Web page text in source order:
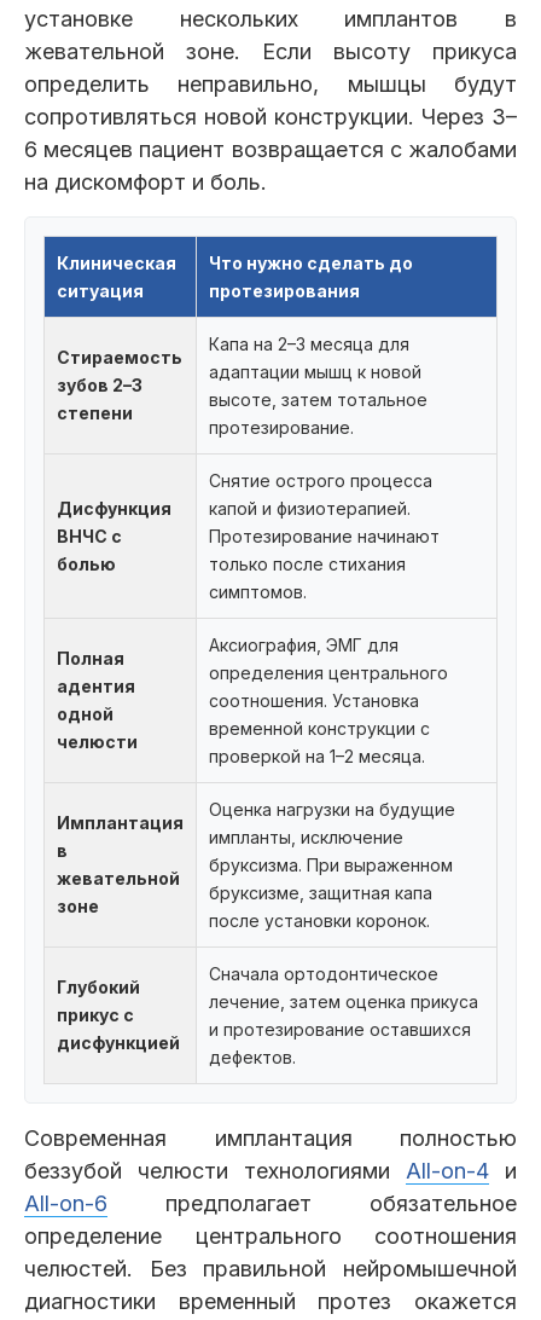
установке нескольких имплантов в
жевательной зоне. Если высоту прикуса
определить неправильно, мышцы будут
сопротивляться новой конструкции. Через 3–
6 месяцев пациент возвращается с жалобами
на дискомфорт и боль.
Клиническая
ситуация
Что нужно сделать до
протезирования
Стираемость
зубов 2–3
степени
Капа на 2–3 месяца для
адаптации мышц к новой
высоте, затем тотальное
протезирование.
Дисфункция
ВНЧС с
болью
Снятие острого процесса
капой и физиотерапией.
Протезирование начинают
только после стихания
симптомов.
Полная
адентия
одной
челюсти
Аксиография, ЭМГ для
определения центрального
соотношения. Установка
временной конструкции с
проверкой на 1–2 месяца.
Имплантация
в
жевательной
зоне
Оценка нагрузки на будущие
импланты, исключение
бруксизма. При выраженном
бруксизме, защитная капа
после установки коронок.
Глубокий
прикус с
дисфункцией
Сначала ортодонтическое
лечение, затем оценка прикуса
и протезирование оставшихся
дефектов.
Современная имплантация полностью
беззубой челюсти технологиями All-on-4 и
All-on-6 предполагает обязательное
определение центрального соотношения
челюстей. Без правильной нейромышечной
диагностики временный протез окажется